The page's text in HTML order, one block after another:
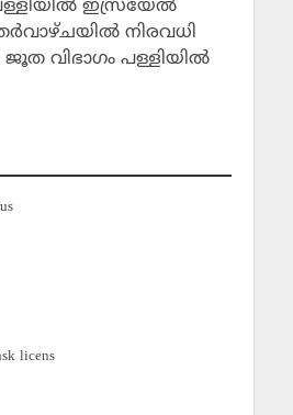
ഇസ്രയേല്‍
നിരവധി
വിഭാഗം പള്ളിയില്‍
licens